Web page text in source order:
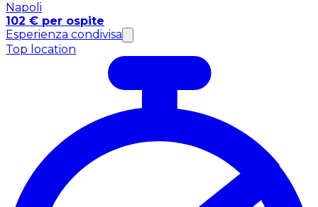
Napoli
102 € per ospite
Esperienza condivisa
Top location